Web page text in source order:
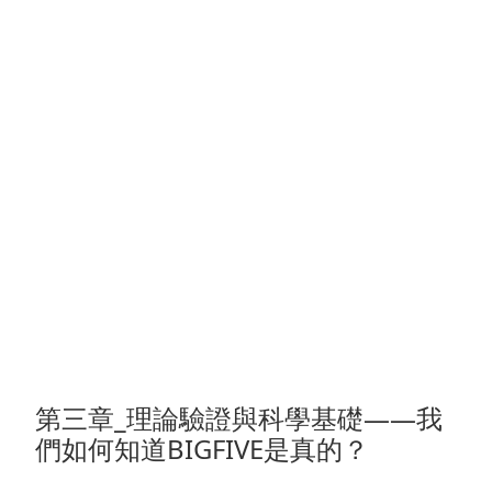
第三章_理論驗證與科學基礎——我
們如何知道BIGFIVE是真的？